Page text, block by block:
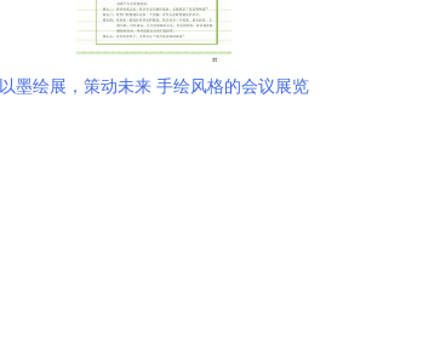
以墨绘展，策动未来 手绘风格的会议展览